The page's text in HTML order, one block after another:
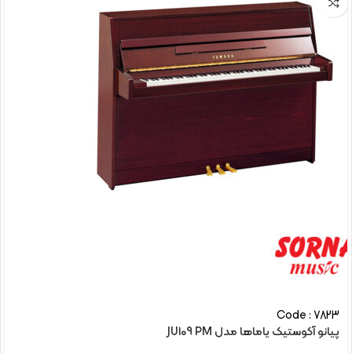
Code : 7823
پیانو آکوستیک یاماها مدل JU109 PM